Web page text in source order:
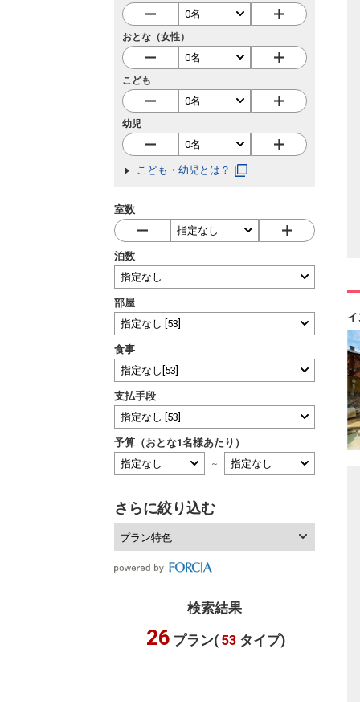
おとな（女性）
こども
幼児
こども・幼児とは？
室数
泊数
部屋
食事
支払手段
予算（おとな1名様あたり）
～
さらに絞り込む
プラン特色
検索結果
26 プラン( 53 タイプ)